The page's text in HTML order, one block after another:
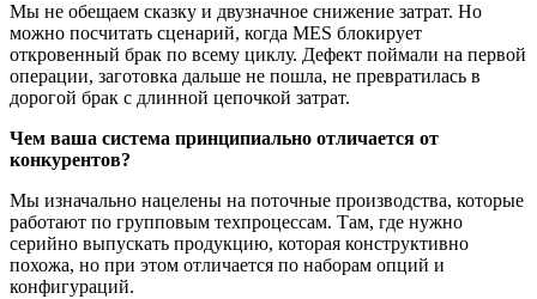
Мы не обещаем сказку и двузначное снижение затрат. Но
можно посчитать сценарий, когда MES блокирует
откровенный брак по всему циклу. Дефект поймали на первой
операции, заготовка дальше не пошла, не превратилась в
дорогой брак с длинной цепочкой затрат.
Чем ваша система принципиально отличается от
конкурентов?
Мы изначально нацелены на поточные производства, которые
работают по групповым техпроцессам. Там, где нужно
серийно выпускать продукцию, которая конструктивно
похожа, но при этом отличается по наборам опций и
конфигураций.